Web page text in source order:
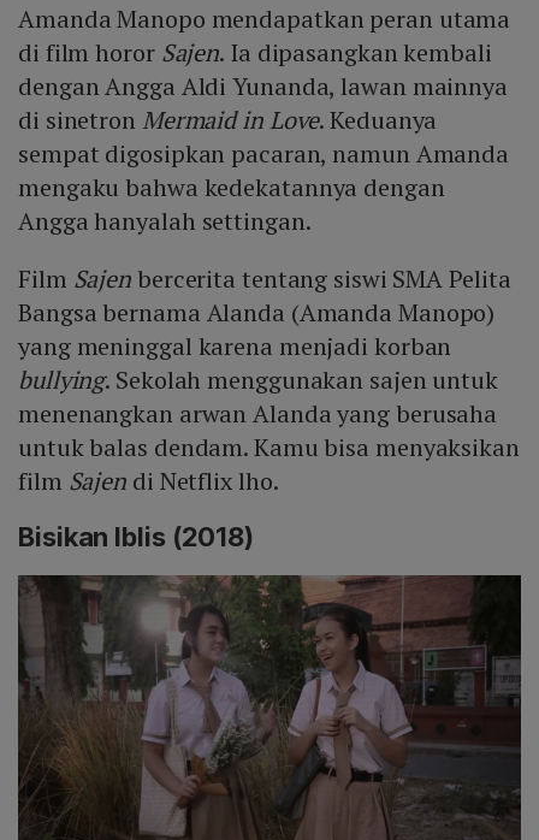
Amanda Manopo mendapatkan peran utama
di film horor Sajen. Ia dipasangkan kembali
dengan Angga Aldi Yunanda, lawan mainnya
di sinetron Mermaid in Love. Keduanya
sempat digosipkan pacaran, namun Amanda
mengaku bahwa kedekatannya dengan
Angga hanyalah settingan.
Film Sajenbercerita tentang siswi SMA Pelita
Bangsa bernama Alanda (Amanda Manopo)
yang meninggal karena menjadi korban
bullying. Sekolah menggunakan sajen untuk
menenangkan arwan Alanda yang berusaha
untuk balas dendam. Kamu bisa menyaksikan
film Sajen di Netflix lho.
Bisikan Iblis (2018)